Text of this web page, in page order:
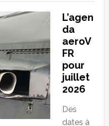
L’agen
da
aeroV
FR
pour
juillet
2026
Des
dates à